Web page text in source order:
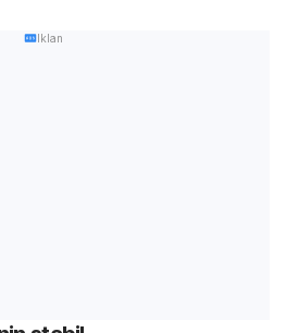
Iklan